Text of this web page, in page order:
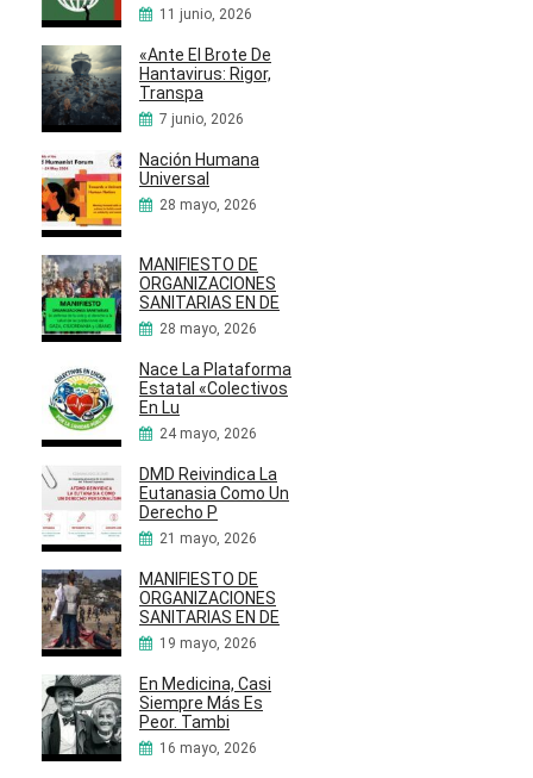
11 junio, 2026
«Ante El Brote De
Hantavirus: Rigor,
Transpa
7 junio, 2026
Nación Humana
Universal
28 mayo, 2026
MANIFIESTO DE
ORGANIZACIONES
SANITARIAS EN DE
28 mayo, 2026
Nace La Plataforma
Estatal «Colectivos
En Lu
24 mayo, 2026
DMD Reivindica La
Eutanasia Como Un
Derecho P
21 mayo, 2026
MANIFIESTO DE
ORGANIZACIONES
SANITARIAS EN DE
19 mayo, 2026
En Medicina, Casi
Siempre Más Es
Peor. Tambi
16 mayo, 2026